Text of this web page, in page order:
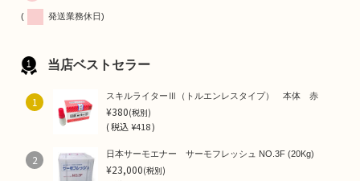
( 発送業務休日)
当店ベストセラー
1 スキルライターⅢ（トルエンレスタイプ） 本体 赤
¥380(税別)
(税込¥418 )
2 日本サーモエナー サーモフレッシュ NO.3F (20Kg)
¥23,000(税別)